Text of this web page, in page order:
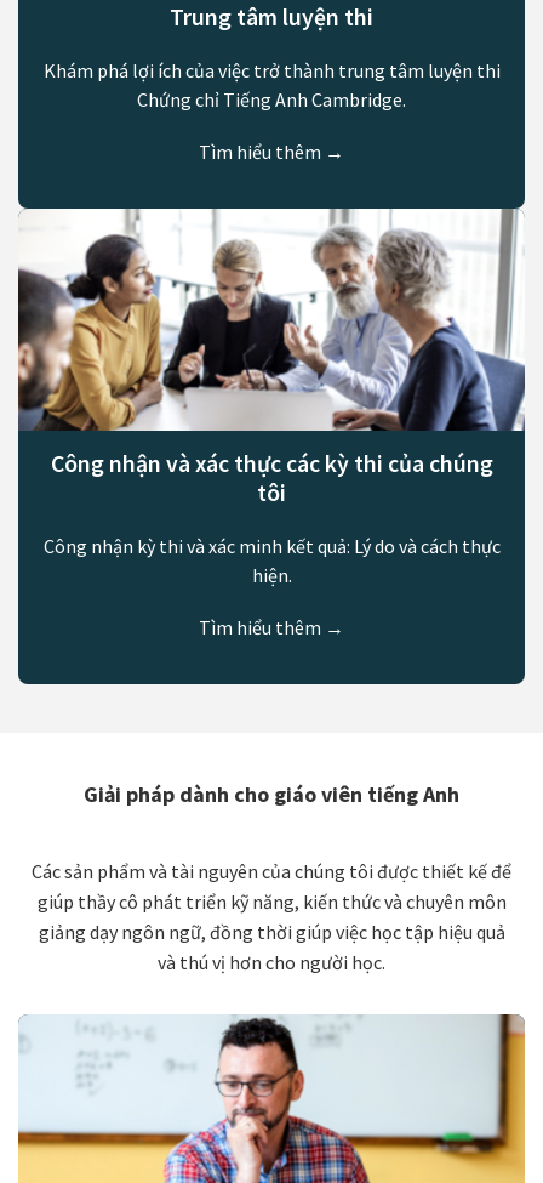
Trung tâm luyện thi
Khám phá lợi ích của việc trở thành trung tâm luyện thi
Chứng chỉ Tiếng Anh Cambridge.
Tìm hiểu thêm →
Công nhận và xác thực các kỳ thi của chúng
tôi
Công nhận kỳ thi và xác minh kết quả: Lý do và cách thực
hiện.
Tìm hiểu thêm →
Giải pháp dành cho giáo viên tiếng Anh
Các sản phẩm và tài nguyên của chúng tôi được thiết kế để
giúp thầy cô phát triển kỹ năng, kiến thức và chuyên môn
giảng dạy ngôn ngữ, đồng thời giúp việc học tập hiệu quả
và thú vị hơn cho người học.